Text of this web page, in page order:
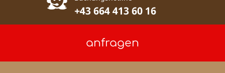
+43 664 413 60 16